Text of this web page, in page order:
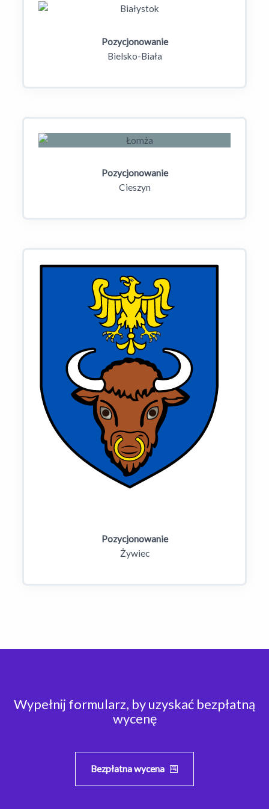
Pozycjonowanie
Bielsko-Biała
Pozycjonowanie
Cieszyn
Pozycjonowanie
Żywiec
Wypełnij formularz, by uzyskać bezpłatną
wycenę
Bezpłatna wycena